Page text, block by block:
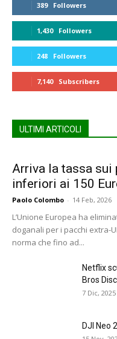
389 Followers
1,430 Followers
248 Followers
7,140 Subscribers
ULTIMI ARTICOLI
Arriva la tassa
inferiori ai 150
Paolo Colombo - 14 Feb, 2026
L’Unione Europea ha
doganali per i pacchi extra-
norma che fino ad...
Netflix
Bros
7 Dic, 2025
DJI Neo